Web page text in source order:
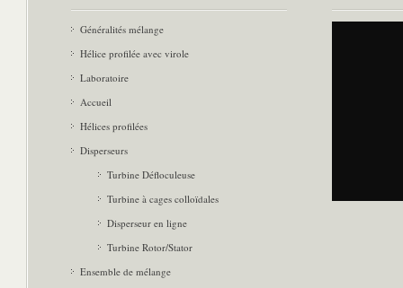
Généralités mélange
Hélice profilée avec virole
Laboratoire
Accueil
Hélices profilées
Disperseurs
Turbine Défloculeuse
Turbine à cages colloïdales
Disperseur en ligne
Turbine Rotor/Stator
Ensemble de mélange